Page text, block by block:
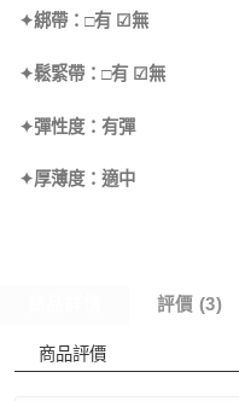
✦綁帶：□有 ☑無
✦鬆緊帶：□有 ☑無
✦彈性度：有彈
✦厚薄度：適中
評價 (3)
商品評價